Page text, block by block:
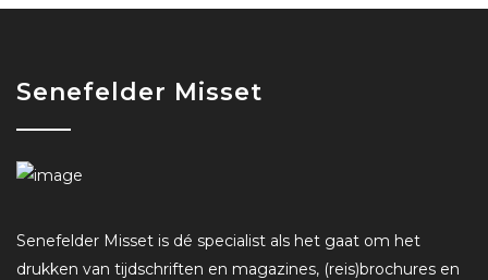
Senefelder Misset
Senefelder Misset is dé specialist als het gaat om het
drukken van tijdschriften en magazines, (reis)brochures en